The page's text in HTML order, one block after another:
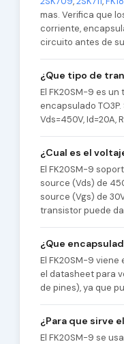
mas. Verifica que
corriente,
circuito antes de
¿Que tipo de
El FK20SM-9 es un
encapsulado
Vds=450V, Id=20A,
¿Cual es el
El FK20SM-9
source (Vds) de
source (Vgs) de
transistor puede
¿Que
El FK20SM-9 viene
el datasheet para
de pines), ya que
¿Para que sirve
El FK20SM-9 se